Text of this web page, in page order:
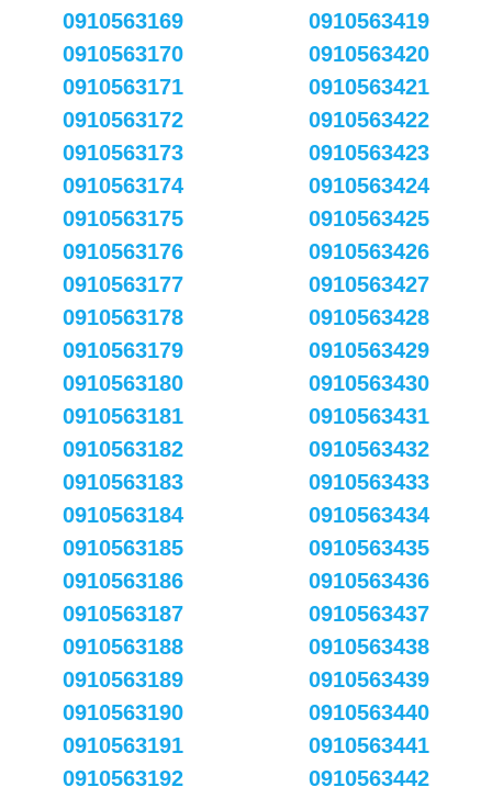
0910563169
0910563170
0910563171
0910563172
0910563173
0910563174
0910563175
0910563176
0910563177
0910563178
0910563179
0910563180
0910563181
0910563182
0910563183
0910563184
0910563185
0910563186
0910563187
0910563188
0910563189
0910563190
0910563191
0910563192
0910563419
0910563420
0910563421
0910563422
0910563423
0910563424
0910563425
0910563426
0910563427
0910563428
0910563429
0910563430
0910563431
0910563432
0910563433
0910563434
0910563435
0910563436
0910563437
0910563438
0910563439
0910563440
0910563441
0910563442